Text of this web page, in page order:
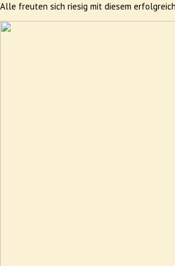
Alle freuten sich riesig mit diesem